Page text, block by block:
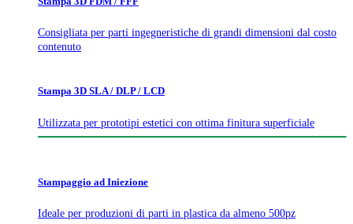
Consigliata per parti ingegneristiche di grandi dimensioni dal costo
contenuto
Stampa 3D SLA / DLP / LCD
Utilizzata per prototipi estetici con ottima finitura superficiale
Stampaggio ad Iniezione
Ideale per produzioni di parti in plastica da almeno 500pz